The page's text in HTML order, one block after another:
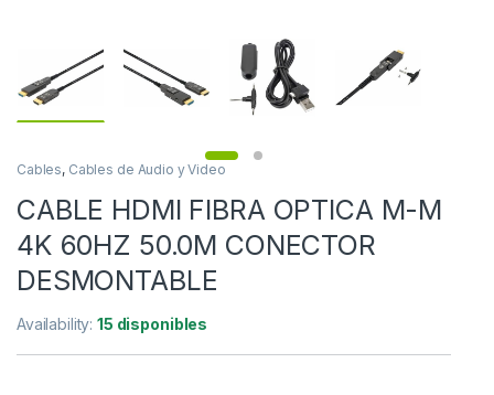
Cables, Cables de Audio y Video
CABLE HDMI FIBRA OPTICA M-M
4K 60HZ 50.0M CONECTOR
DESMONTABLE
Availability:15 disponibles